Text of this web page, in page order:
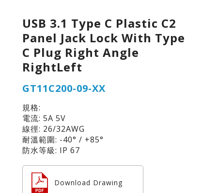
USB 3.1 Type C Plastic C2
Panel Jack Lock With Type
C Plug Right Angle
RightLeft
GT11C200-09-XX
規格:
電流: 5A 5V
線徑: 26/32AWG
耐溫範圍: -40° / +85°
防水等級: IP 67
Download Drawing